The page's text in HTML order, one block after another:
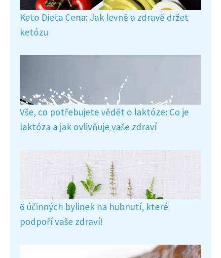
Keto Dieta Cena: Jak levně a zdravě držet
ketózu
Vše, co potřebujete vědět o laktóze: Co je
laktóza a jak ovlivňuje vaše zdraví
6 účinných bylinek na hubnutí, které
podpoří vaše zdraví!